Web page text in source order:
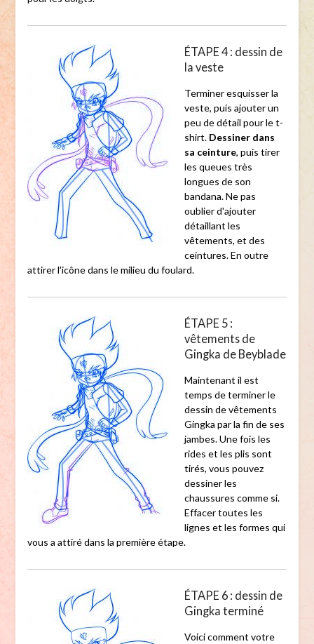
ÉTAPE 4 : dessin de
la veste
Terminer esquisser la
veste, puis ajouter un
peu de détail pour le t-
shirt. Dessiner dans
sa ceinture, puis tirer
les queues très
longues de son
bandana. Ne pas
oublier d'ajouter
détaillant les
vêtements, et des
ceintures. En outre
attirer l'icône dans le milieu du foulard.
ÉTAPE 5 :
vêtements de
Gingka de Beyblade
Maintenant il est
temps de terminer le
dessin de vêtements
Gingka par la fin de ses
jambes. Une fois les
rides et les plis sont
tirés, vous pouvez
dessiner les
chaussures comme si.
Effacer toutes les
lignes et les formes qui
vous a attiré dans la première étape.
ÉTAPE 6 : dessin de
Gingka terminé
Voici comment votre